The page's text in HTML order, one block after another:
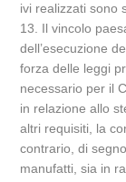
ivi realizzati sono
13. Il vincolo
dell’esecuzione
forza delle leggi
necessario per il
in relazione allo
altri requisiti, la
contrario, di
manufatti, sia in